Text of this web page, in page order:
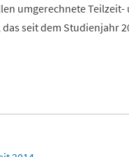
umgerechnete
seit dem Studienjahr